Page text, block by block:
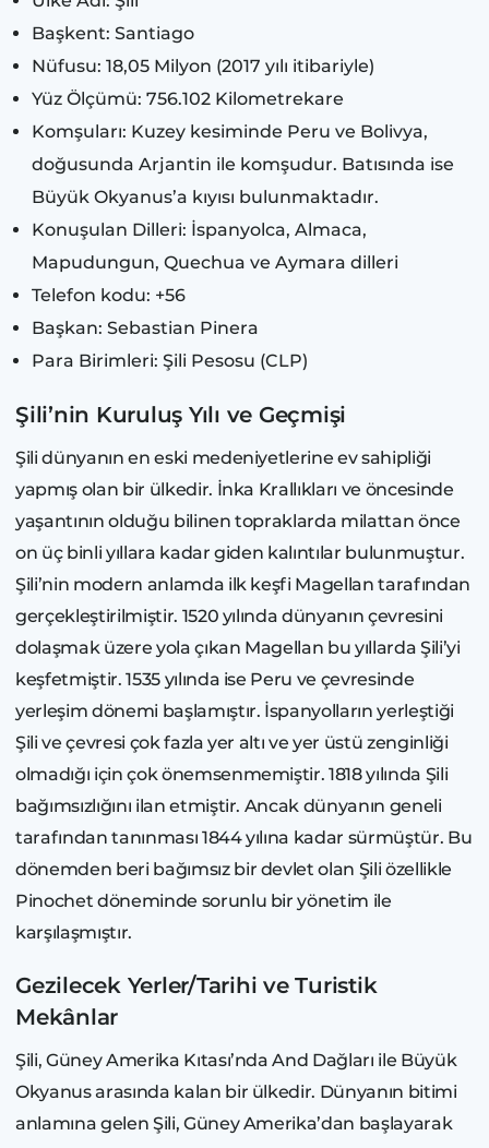
Başkent: Santiago
Nüfusu: 18,05 Milyon (2017 yılı itibariyle)
Yüz Ölçümü: 756.102 Kilometrekare
Komşuları: Kuzey kesiminde Peru ve Bolivya,
doğusunda Arjantin ile komşudur. Batısında ise
Büyük Okyanus’a kıyısı bulunmaktadır.
Konuşulan Dilleri: İspanyolca, Almaca,
Mapudungun, Quechua ve Aymara dilleri
Telefon kodu: +56
Başkan: Sebastian Pinera
Para Birimleri: Şili Pesosu (CLP)
Şili’nin Kuruluş Yılı ve Geçmişi
Şili dünyanın en eski medeniyetlerine ev sahipliği
yapmış olan bir ülkedir. İnka Krallıkları ve öncesinde
yaşantının olduğu bilinen topraklarda milattan önce
on üç binli yıllara kadar giden kalıntılar bulunmuştur.
Şili’nin modern anlamda ilk keşfi Magellan tarafından
gerçekleştirilmiştir. 1520 yılında dünyanın çevresini
dolaşmak üzere yola çıkan Magellan bu yıllarda Şili’yi
keşfetmiştir. 1535 yılında ise Peru ve çevresinde
yerleşim dönemi başlamıştır. İspanyolların yerleştiği
Şili ve çevresi çok fazla yer altı ve yer üstü zenginliği
olmadığı için çok önemsenmemiştir. 1818 yılında Şili
bağımsızlığını ilan etmiştir. Ancak dünyanın geneli
tarafından tanınması 1844 yılına kadar sürmüştür. Bu
dönemden beri bağımsız bir devlet olan Şili özellikle
Pinochet döneminde sorunlu bir yönetim ile
karşılaşmıştır.
Gezilecek Yerler/Tarihi ve Turistik
Mekânlar
Şili, Güney Amerika Kıtası’nda And Dağları ile Büyük
Okyanus arasında kalan bir ülkedir. Dünyanın bitimi
anlamına gelen Şili, Güney Amerika’dan başlayarak